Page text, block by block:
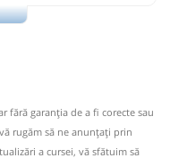
comentarii)
fără garanţia de a fi corecte sau
rugăm să ne anunțați prin
a cursei, vă sfătuim să